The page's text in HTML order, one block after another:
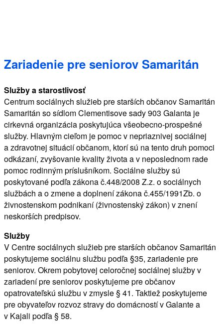
Zariadenie pre seniorov Samaritán
Služby a starostlivosť
Centrum sociálnych služieb pre starších občanov Samaritán
Samaritán so sídlom Clementisove sady 903 Galanta je
cirkevná organizácia poskytujúca všeobecno-prospešné
služby. Hlavným cieľom je pomoc v nepriaznivej sociálnej
a zdravotnej situácií občanom, ktorí sú na tento druh pomoci
odkázaní, zvyšovanie kvality života a v neposlednom rade
pomoc rodinným príslušníkom. Sociálne služby sú
poskytované podľa zákona č.448/2008 Z.z. o sociálnych
službách a o zmene a doplnení zákona č.455/1991Zb. o
živnostenskom podnikaní (živnostenský zákon) v znení
neskorších predpisov.
Služby
V Centre sociálnych služieb pre starších občanov Samaritán
poskytujeme sociálnu službu podľa §35, zariadenie pre
seniorov. Okrem pobytovej celoročnej sociálnej služby v
zariadení pre seniorov poskytujeme pre občanov
opatrovateľskú službu v zmysle § 41. Taktiež poskytujeme
pre obyvateľov rozvoz stravy do domácností v Galante a
v Kajali podľa § 58.